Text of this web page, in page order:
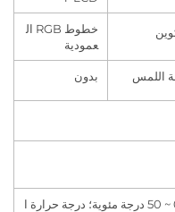
خطوط RGB ال
بدون
0 ~ 50 درجة مئوية؛ درجة حرارة ا